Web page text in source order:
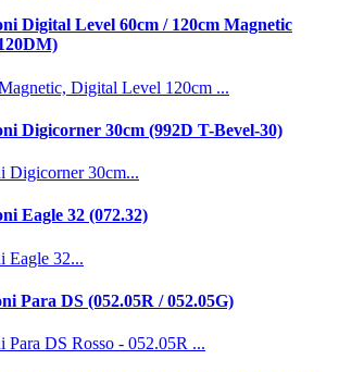
Digital Level 60cm / 120cm Magnetic
Digital Level 120cm ...
Digicorner 30cm (992D T-Bevel-30)
Digicorner 30cm...
Eagle 32 (072.32)
Eagle 32...
Para DS (052.05R / 052.05G)
Para DS Rosso - 052.05R ...